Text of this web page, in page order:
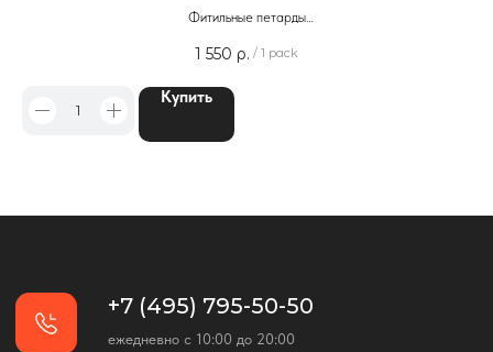
Фитильные петарды
1 550 р. / 1 pack
Купить